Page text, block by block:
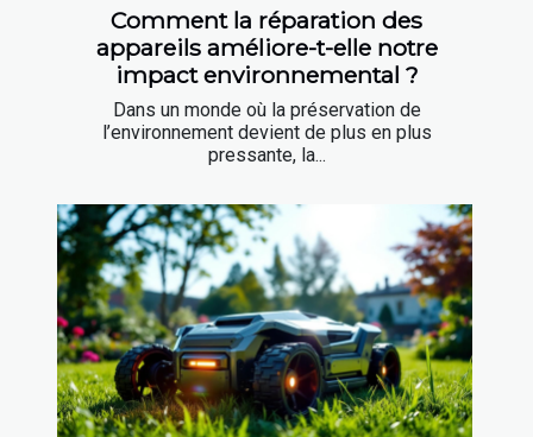
Comment la réparation des
appareils améliore-t-elle notre
impact environnemental ?
Dans un monde où la préservation de
l’environnement devient de plus en plus
pressante, la...